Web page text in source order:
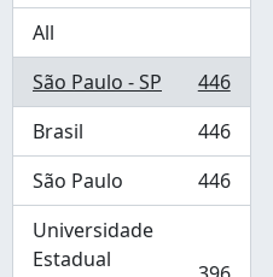
All
São Paulo - SP
, 446 results
446
Brasil
, 446 results
446
São Paulo
, 446 results
446
Universidade
Estadual